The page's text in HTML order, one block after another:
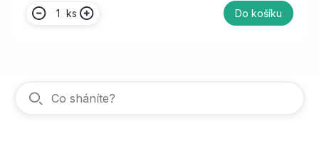
ks Do košíku